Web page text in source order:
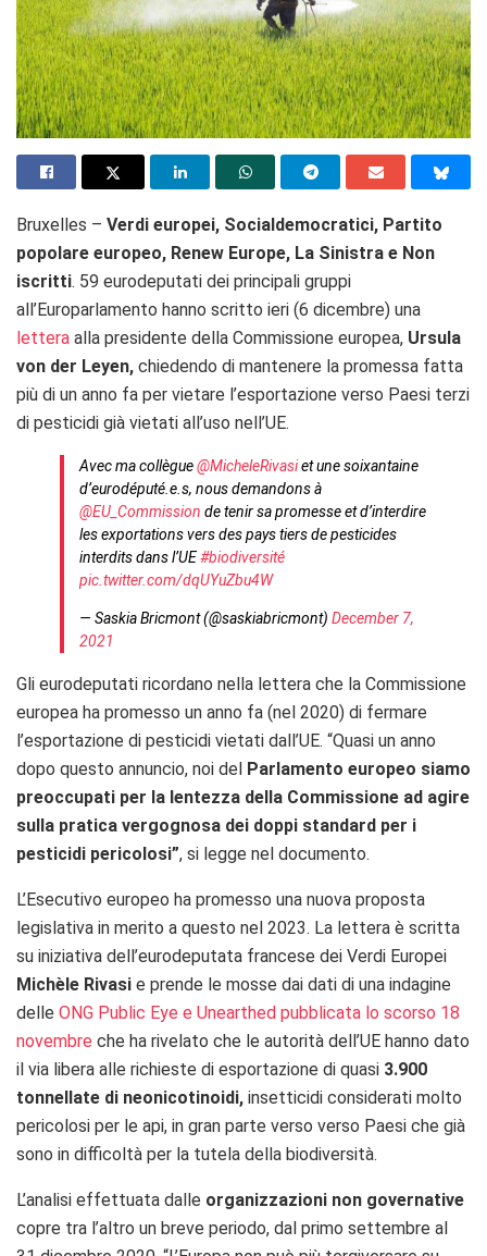
Bruxelles – Verdi europei, Socialdemocratici, Partito
popolare europeo, Renew Europe, La Sinistra e Non
iscritti. 59 eurodeputati dei principali gruppi
all’Europarlamento hanno scritto ieri (6 dicembre) una
lettera alla presidente della Commissione europea, Ursula
von der Leyen, chiedendo di mantenere la promessa fatta
più di un anno fa per vietare l’esportazione verso Paesi terzi
di pesticidi già vietati all’uso nell’UE.
Avec ma collègue@MicheleRivasiet une soixantaine
d’eurodéputé.e.s, nous demandons à
@EU_Commission de tenir sa promesse et d’interdire
les exportations vers des pays tiers de pesticides
interdits dans l’UE#biodiversité
pic.twitter.com/dqUYuZbu4W
— Saskia Bricmont (@saskiabricmont) December 7,
2021
Gli eurodeputati ricordano nella lettera che la Commissione
europea ha promesso un anno fa (nel 2020) di fermare
l’esportazione di pesticidi vietati dall’UE. “Quasi un anno
dopo questo annuncio, noi del Parlamento europeo siamo
preoccupati per la lentezza della Commissione ad agire
sulla pratica vergognosa dei doppi standard per i
pesticidi pericolosi”, si legge nel documento.
L’Esecutivo europeo ha promesso una nuova proposta
legislativa in merito a questo nel 2023. La lettera è scritta
su iniziativa dell’eurodeputata francese dei Verdi Europei
Michèle Rivasi e prende le mosse dai dati di una indagine
delle ONG Public Eye e Unearthed pubblicata lo scorso 18
novembre che ha rivelato che le autorità dell’UE hanno dato
il via libera alle richieste di esportazione di quasi 3.900
tonnellate di neonicotinoidi, insetticidi considerati molto
pericolosi per le api, in gran parte verso verso Paesi che già
sono in difficoltà per la tutela della biodiversità.
L’analisi effettuata dalle organizzazioni non governative
copre tra l’altro un breve periodo, dal primo settembre al